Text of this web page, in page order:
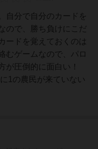
自分で自分のカードを
ので、勝ち負けにこだ
ードを覚えておくのは
むゲームなので、パロ
が圧倒的に面白い！
1の農民が来ていない